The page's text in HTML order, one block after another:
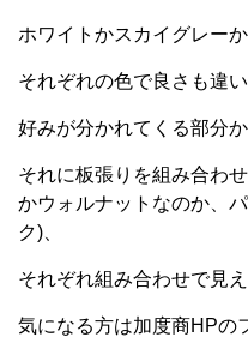
ホワイトかスカイグレー
それぞれの色で良さも違い
好みが分かれてくる部分か
それに板張りを組み合わ
かウォルナットなのか、
ク)、
それぞれ組み合わせで見
気になる方は加度商HPの